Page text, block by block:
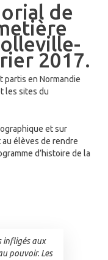
de
2017.
partis en Normandie
les sites du
et sur
élèves de rendre
d’histoire de la
infligés aux
pouvoir. Les